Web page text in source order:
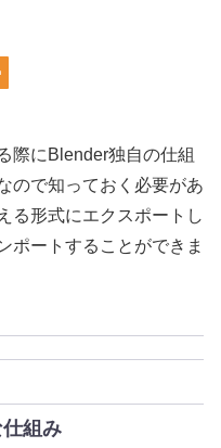
際にBlender独自の仕組
ので知っておく必要があ
る形式にエクスポートし
ポートすることができま
組み